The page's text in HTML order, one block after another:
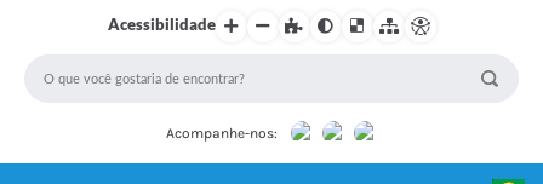
Acessibilidade
Acompanhe-nos: